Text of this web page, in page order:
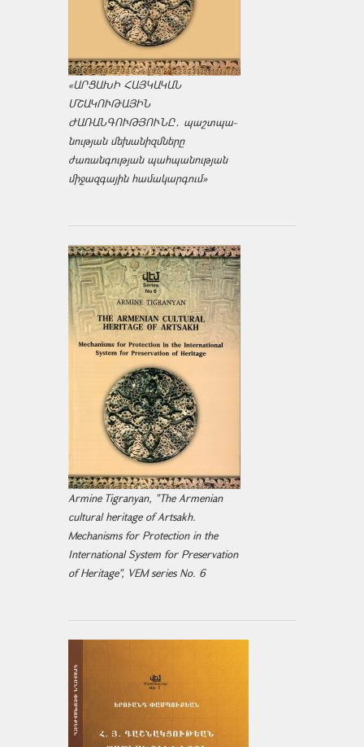
«ԱՐՑԱԽԻ ՀԱՅԿԱԿԱՆ
ՄՇԱԿՈՒԹԱՅԻՆ
ԺԱՌԱՆԳՈՒԹՅՈՒՆԸ․ պաշտպա­
նության մեխանիզմները
ժառանգության պահպանության
միջազ­գային համակարգում»
Armine Tigranyan, "The Armenian
cultural heritage of Artsakh.
Mechanisms for Protection in the
International System for Preservation
of Heritage", VEM series No. 6